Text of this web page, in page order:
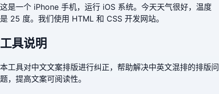
这是一个 iPhone 手机，运行 iOS 系统。今天天气很好，温度
是 25 度。我们使用 HTML 和 CSS 开发网站。
工具说明
本工具对中文文案排版进行纠正，帮助解决中英文混排的排版问
题，提高文案可阅读性。